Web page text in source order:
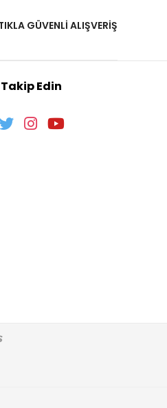
GÜVENLİ ALIŞVERİŞ
Edin